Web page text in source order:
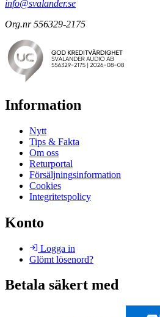
info@svalander.se
Org.nr 556329-2175
Information
Nytt
Tips & Fakta
Om oss
Returportal
Försäljningsinformation
Cookies
Integritetspolicy
Konto
Logga in
Glömt lösenord?
Betala säkert med